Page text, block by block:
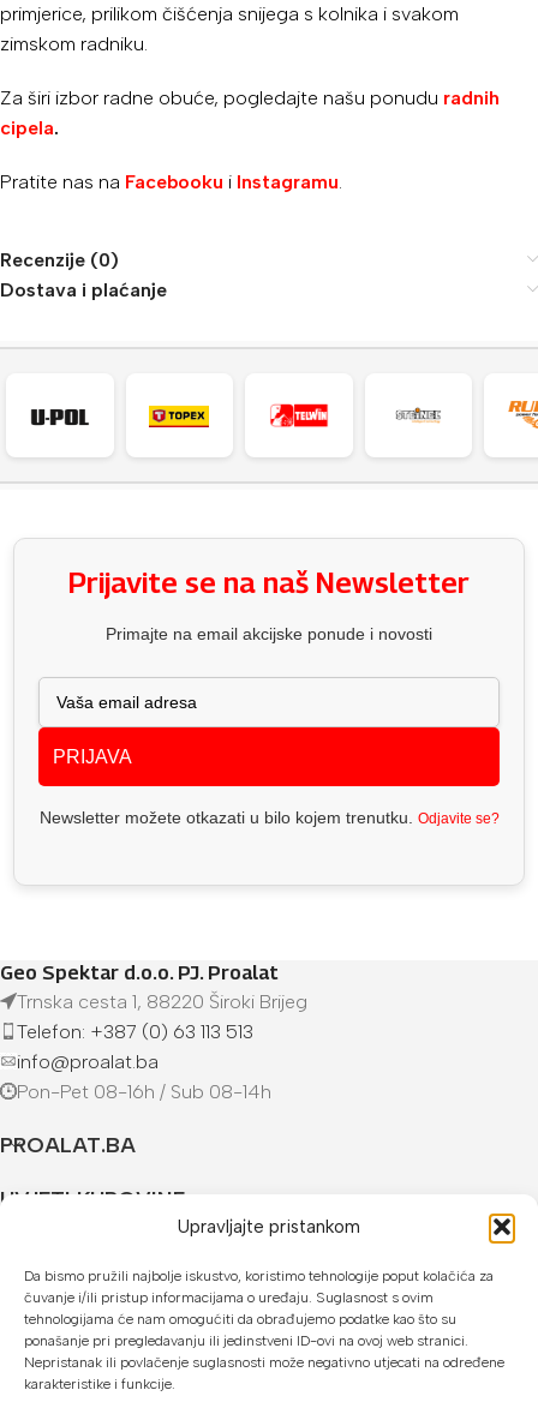
Upravljajte pristankom
Da bismo pružili najbolje iskustvo, koristimo tehnologije poput kolačića za
čuvanje i/ili pristup informacijama o uređaju. Suglasnost s ovim
tehnologijama će nam omogućiti da obrađujemo podatke kao što su
ponašanje pri pregledavanju ili jedinstveni ID-ovi na ovoj web stranici.
Nepristanak ili povlačenje suglasnosti može negativno utjecati na određene
karakteristike i funkcije.
primjerice, prilikom čišćenja snijega s kolnika i svakom
zimskom radniku.
Za širi izbor radne obuće, pogledajte našu ponudu radnih
cipela.
Pratite nas na Facebooku i Instagramu
Recenzije (0)
Dostava i plaćanje
Prijavite se na naš Newsletter
Primajte na email akcijske ponude i novosti
PRIJAVA
Newsletter možete otkazati u bilo kojem trenutku. Odjavite se?
Geo Spektar d.o.o. PJ. Proalat
Trnska cesta 1, 88220 Široki Brijeg
Telefon: +387 (0) 63 113 513
info@proalat.ba
Pon-Pet 08-16h / Sub 08-14h
PROALAT.BA
UVJETI KUPOVINE
U našoj web trgovini možete platiti:
Kreditnim karticama jednokratno ili do 24 rate
Općom uplatnicom, virmanom, internet bankarstvom